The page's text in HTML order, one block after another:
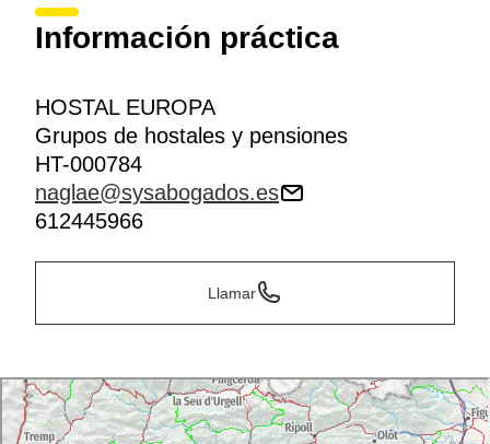
Información práctica
HOSTAL EUROPA
Grupos de hostales y pensiones
HT-000784
naglae@sysabogados.es
612445966
Llamar